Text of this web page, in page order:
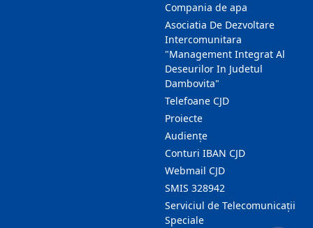
Compania de apa
Asociatia De Dezvoltare
Intercomunitara
"Management Integrat Al
Deseurilor In Judetul
Dambovita"
Telefoane CJD
Proiecte
Audienţe
Conturi IBAN CJD
Webmail CJD
SMIS 328942
Serviciul de Telecomunicații
Speciale